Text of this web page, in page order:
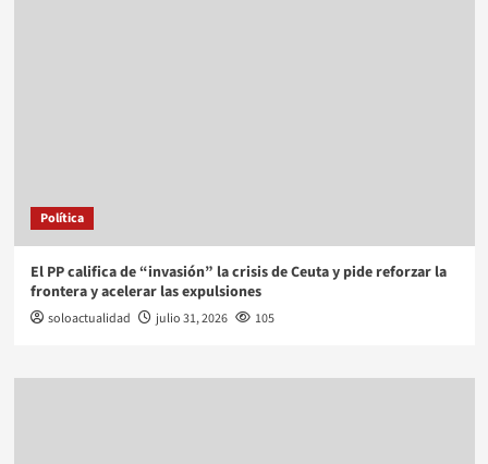
Política
El PP califica de “invasión” la crisis de Ceuta y pide reforzar la
frontera y acelerar las expulsiones
soloactualidad julio 31, 2026 105